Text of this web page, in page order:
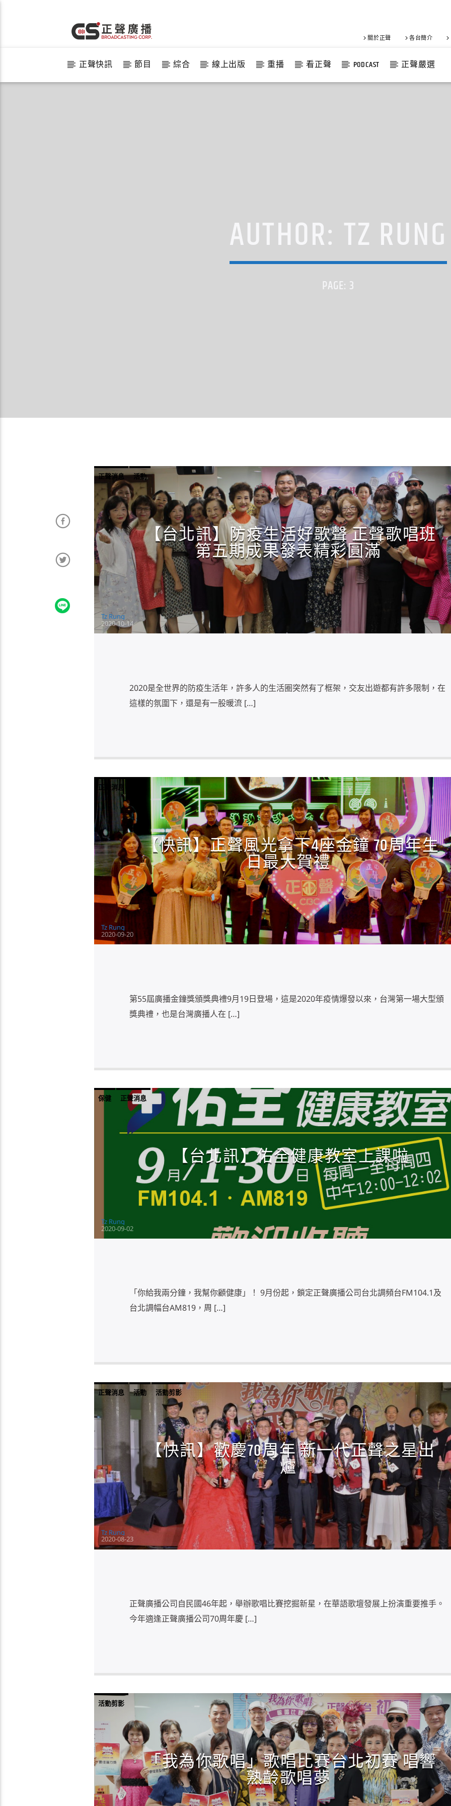
關於正聲 各台簡介
正聲快訊 節目 綜合 線上出版 重播 看正聲 PODCAST 正聲嚴選
AUTHOR: TZ RUNG
PAGE: 3
正聲消息 活動
【台北訊】防疫生活好歌聲 正聲歌唱班
第五期成果發表精彩圓滿
Tz Rung
2020-10-14
2020是全世界的防疫生活年，許多人的生活圈突然有了框架，交友出遊都有許多限制，在
這樣的氛圍下，還是有一股暖流 […]
正聲消息
【快訊】正聲風光拿下4座金鐘 70周年生
日最大賀禮
Tz Rung
2020-09-20
第55屆廣播金鐘獎頒獎典禮9月19日登場，這是2020年疫情爆發以來，台灣第一場大型頒
獎典禮，也是台灣廣播人在 […]
保健 正聲消息
【台北訊】佑全健康教室上課啦
Tz Rung
2020-09-02
「你給我兩分鐘，我幫你顧健康」！ 9月份起，鎖定正聲廣播公司台北調頻台FM104.1及
台北調幅台AM819，周 […]
正聲消息 活動 活動剪影
【快訊】歡慶70周年 新一代正聲之星出
爐
Tz Rung
2020-08-23
正聲廣播公司自民國46年起，舉辦歌唱比賽挖掘新星，在華語歌壇發展上扮演重要推手。
今年適逢正聲廣播公司70周年慶 […]
活動剪影
「我為你歌唱」歌唱比賽台北初賽 唱響
熟齡歌唱夢